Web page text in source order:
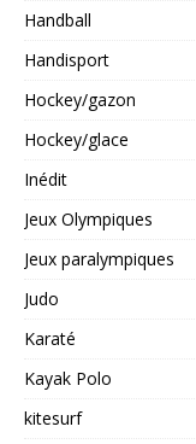
Handball
Handisport
Hockey/gazon
Hockey/glace
Inédit
Jeux Olympiques
Jeux paralympiques
Judo
Karaté
Kayak Polo
kitesurf